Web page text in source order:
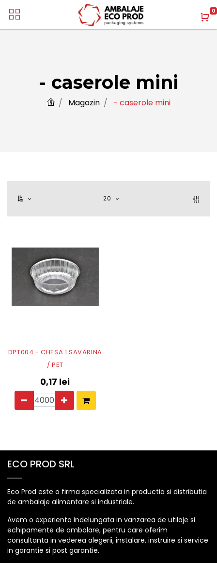
0
- caserole mini
Magazin - caserole mini
20
DPT004 - CHESA 1 SAVARINA
/ PET
0,17 lei
ECO PROD SRL
Eco Prod este o firma specializata in productia si distributia
de ambalaje alimentare si industriale.
Avem o experienta indelungata in vanzarea de utilaje si
echipamente de ambalare, pentru care oferim
consultanta in vederea alegerii, instalare, instruire si service
in garantie si post garantie.